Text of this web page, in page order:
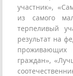
участник»,
из самого
терпеливый
результат на
проживающих
граждан»,